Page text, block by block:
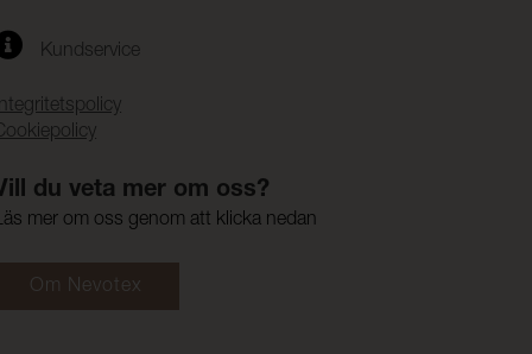
Kundservice
du veta mer om oss?
mer om oss genom att klicka nedan
Om Nevotex